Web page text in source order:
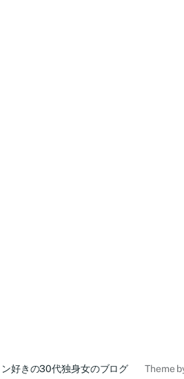
好きの30代独身女のブログ Theme